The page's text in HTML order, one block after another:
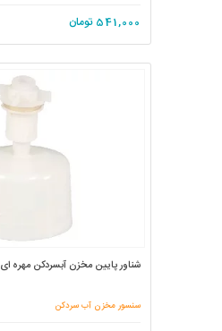
541,000 تومان
شناور پایین مخزن آبسردکن مهره ای
سنسور مخزن آب سردکن